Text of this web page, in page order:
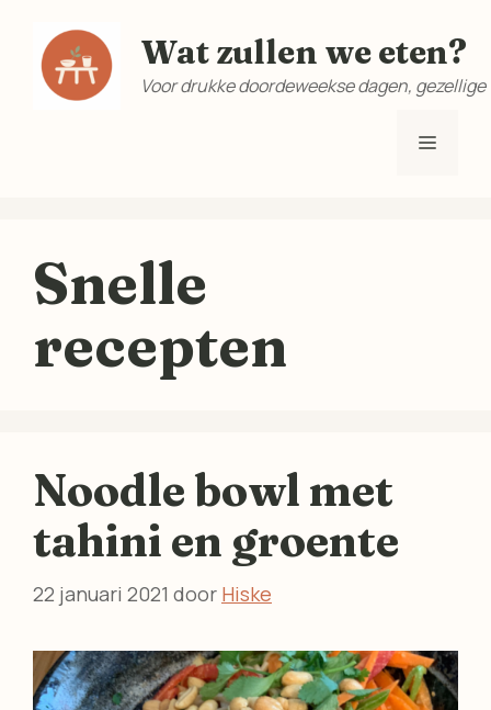
Wat zullen we eten?
Voor drukke doordeweekse dagen,
Menu
Snelle
recepten
Noodle bowl met
tahini en groente
22 januari 2021 door Hiske